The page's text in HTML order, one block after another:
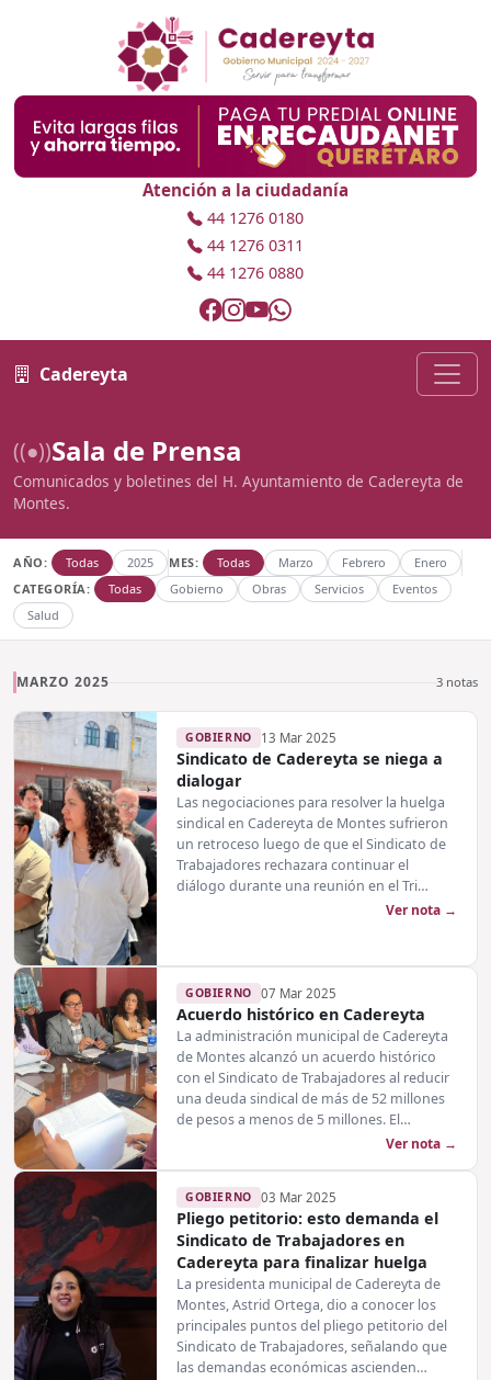
Atención a la ciudadanía
44 1276 0180
44 1276 0311
44 1276 0880
Cadereyta
((●))Sala de Prensa
Comunicados y boletines del H. Ayuntamiento de Cadereyta de
Montes.
AÑO: Todas 2025 MES: Todas Marzo Febrero
Enero
CATEGORÍA:
Todas Gobierno Obras Servicios
Eventos
Salud
MARZO 2025 3 notas
GOBIERNO 13 Mar 2025
Sindicato de Cadereyta se niega a
dialogar
Las negociaciones para resolver la huelga
sindical en Cadereyta de Montes sufrieron
un retroceso luego de que el Sindicato de
Trabajadores rechazara continuar el
diálogo durante una reunión en el Tri…
Ver nota →
GOBIERNO 07 Mar 2025
Acuerdo histórico en Cadereyta
La administración municipal de Cadereyta
de Montes alcanzó un acuerdo histórico
con el Sindicato de Trabajadores al reducir
una deuda sindical de más de 52 millones
de pesos a menos de 5 millones. El…
Ver nota →
GOBIERNO 03 Mar 2025
Pliego petitorio: esto demanda el
Sindicato de Trabajadores en
Cadereyta para finalizar huelga
La presidenta municipal de Cadereyta de
Montes, Astrid Ortega, dio a conocer los
principales puntos del pliego petitorio del
Sindicato de Trabajadores, señalando que
las demandas económicas ascienden…